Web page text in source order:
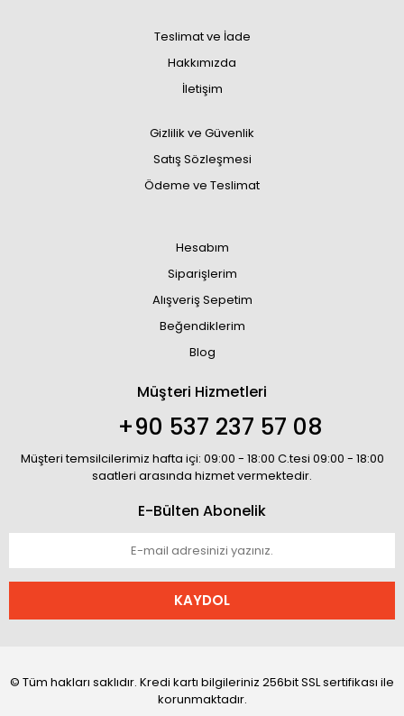
Teslimat ve İade
Hakkımızda
İletişim
Gizlilik ve Güvenlik
Satış Sözleşmesi
Ödeme ve Teslimat
Hesabım
Siparişlerim
Alışveriş Sepetim
Beğendiklerim
Blog
Müşteri Hizmetleri
+90 537 237 57 08
Müşteri temsilcilerimiz hafta içi: 09:00 - 18:00 C.tesi 09:00 - 18:00
saatleri arasında hizmet vermektedir.
E-Bülten Abonelik
KAYDOL
© Tüm hakları saklıdır. Kredi kartı bilgileriniz 256bit SSL sertifikası ile
korunmaktadır.